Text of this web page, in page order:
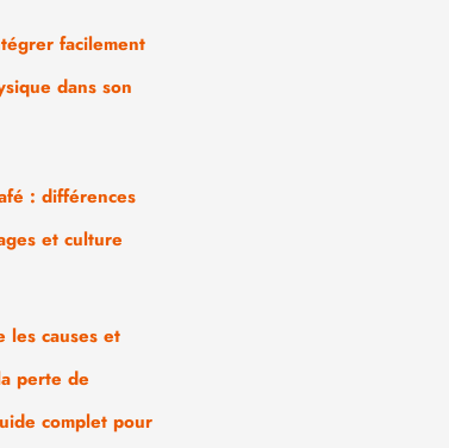
facilement
dans son
: différences
et culture
les causes et
perte de
complet pour